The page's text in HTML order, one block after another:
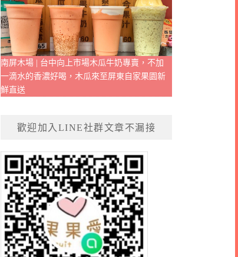
南屏木場 | 台中向上市場木瓜牛奶專賣，不加
一滴水的香濃好喝，木瓜來至屏東自家果園新
鮮直送
歡迎加入LINE社群文章不漏接